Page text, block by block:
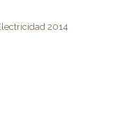
2014